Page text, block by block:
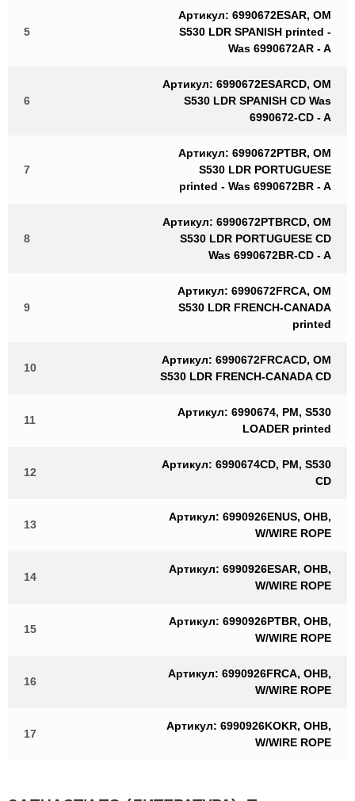
5
Артикул: 6990672ESAR, OM
S530 LDR SPANISH printed -
Was 6990672AR - A
6
Артикул: 6990672ESARCD, OM
S530 LDR SPANISH CD Was
6990672-CD - A
7
Артикул: 6990672PTBR, OM
S530 LDR PORTUGUESE
printed - Was 6990672BR - A
8
Артикул: 6990672PTBRCD, OM
S530 LDR PORTUGUESE CD
Was 6990672BR-CD - A
9
Артикул: 6990672FRCA, OM
S530 LDR FRENCH-CANADA
printed
10
Артикул: 6990672FRCACD, OM
S530 LDR FRENCH-CANADA CD
11
Артикул: 6990674, PM, S530
LOADER printed
12
Артикул: 6990674CD, PM, S530
CD
13
Артикул: 6990926ENUS, OHB,
W/WIRE ROPE
14
Артикул: 6990926ESAR, OHB,
W/WIRE ROPE
15
Артикул: 6990926PTBR, OHB,
W/WIRE ROPE
16
Артикул: 6990926FRCA, OHB,
W/WIRE ROPE
17
Артикул: 6990926KOKR, OHB,
W/WIRE ROPE